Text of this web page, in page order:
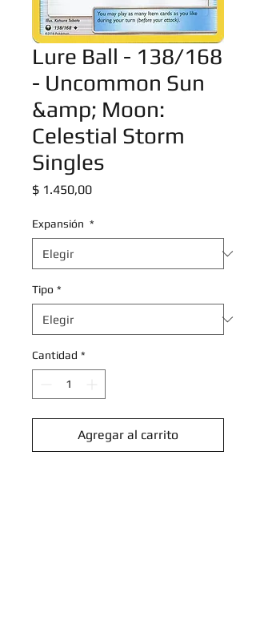
Lure Ball - 138/168
- Uncommon Sun
&amp; Moon:
Celestial Storm
Singles
$ 1.450,00Precio
Expansión *
Tipo *
Cantidad *
Agregar al carrito